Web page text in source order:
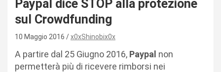
Paypal dice STOP alla protezione
sul Crowdfunding
10 Maggio 2016 x0xShinobix0x
A partire dal 25 Giugno 2016, Paypal non
permetterà più di ricevere rimborsi nei